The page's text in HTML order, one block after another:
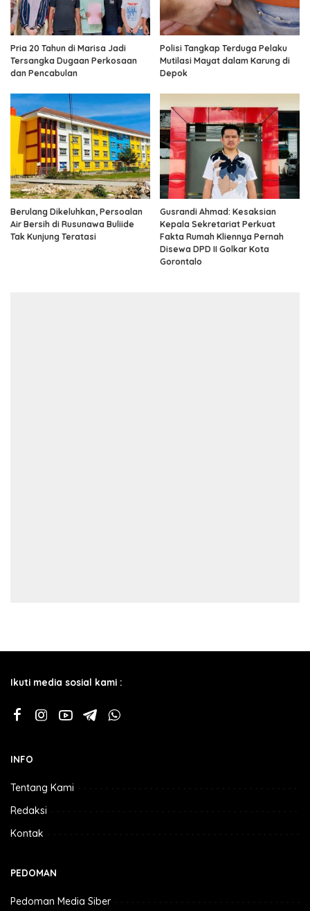
Pria 20 Tahun di Marisa Jadi
Tersangka Dugaan Perkosaan
dan Pencabulan
Polisi Tangkap Terduga Pelaku
Mutilasi Mayat dalam Karung di
Depok
Berulang Dikeluhkan, Persoalan
Air Bersih di Rusunawa Buliide
Tak Kunjung Teratasi
Gusrandi Ahmad: Kesaksian
Kepala Sekretariat Perkuat
Fakta Rumah Kliennya Pernah
Disewa DPD II Golkar Kota
Gorontalo
Ikuti media sosial kami :
INFO
Tentang Kami
Redaksi
Kontak
PEDOMAN
Pedoman Media Siber